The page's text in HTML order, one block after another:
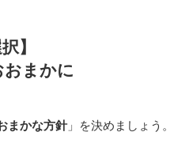
】
おまかに
まかな方針」を決めましょう。